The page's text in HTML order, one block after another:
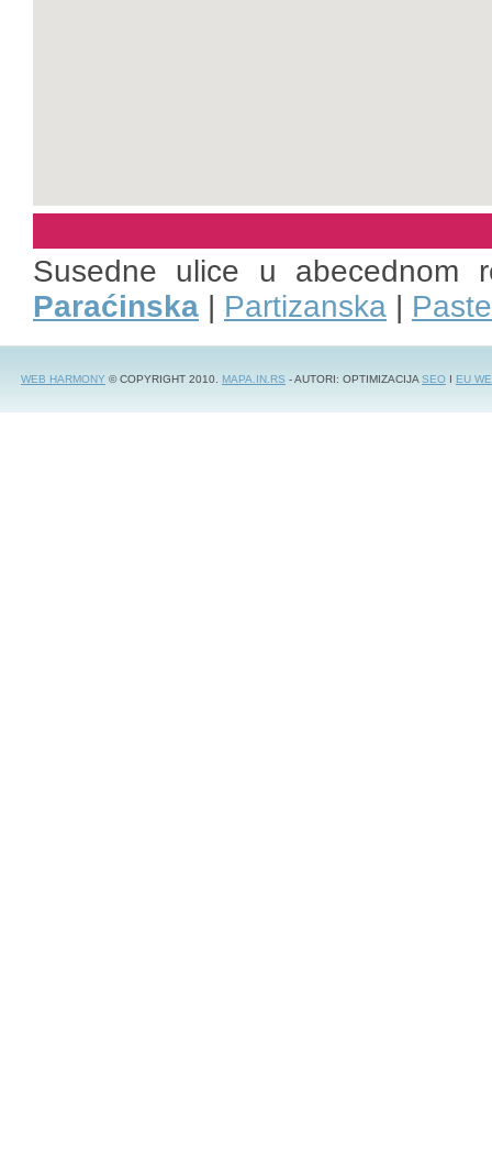
Susedne ulice u abecednom
Paraćinska | Partizanska |
WEB HARMONY © COPYRIGHT 2010. MAPA.IN.RS - AUTORI: OPTIMIZACIJASEO I EU